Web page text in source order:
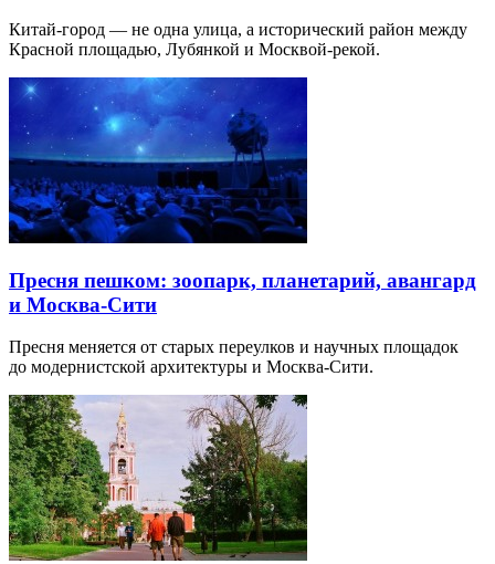
Китай-город — не одна улица, а исторический район между
Красной площадью, Лубянкой и Москвой-рекой.
Пресня пешком: зоопарк, планетарий, авангард
и Москва-Сити
Пресня меняется от старых переулков и научных площадок
до модернистской архитектуры и Москва-Сити.